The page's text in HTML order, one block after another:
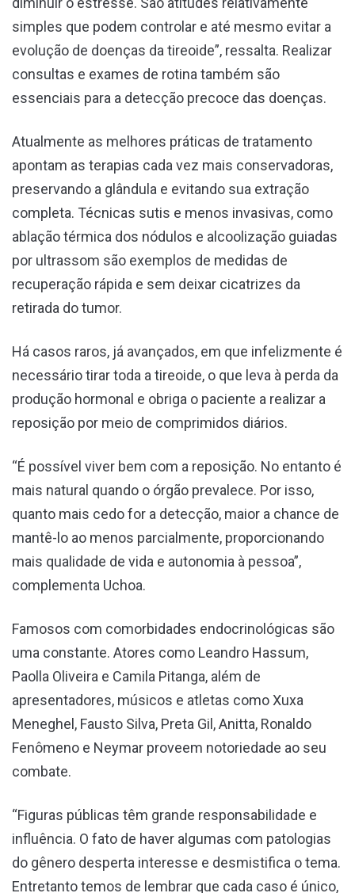
simples que podem controlar e até mesmo evitar a
evolução de doenças da tireoide”, ressalta. Realizar
consultas e exames de rotina também são
essenciais para a detecção precoce das doenças.
Atualmente as melhores práticas de tratamento
apontam as terapias cada vez mais conservadoras,
preservando a glândula e evitando sua extração
completa. Técnicas sutis e menos invasivas, como
ablação térmica dos nódulos e alcoolização guiadas
por ultrassom são exemplos de medidas de
recuperação rápida e sem deixar cicatrizes da
retirada do tumor.
Há casos raros, já avançados, em que infelizmente é
necessário tirar toda a tireoide, o que leva à perda da
produção hormonal e obriga o paciente a realizar a
reposição por meio de comprimidos diários.
“É possível viver bem com a reposição. No entanto é
mais natural quando o órgão prevalece. Por isso,
quanto mais cedo for a detecção, maior a chance de
mantê-lo ao menos parcialmente, proporcionando
mais qualidade de vida e autonomia à pessoa”,
complementa Uchoa.
Famosos com comorbidades endocrinológicas são
uma constante. Atores como Leandro Hassum,
Paolla Oliveira e Camila Pitanga, além de
apresentadores, músicos e atletas como Xuxa
Meneghel, Fausto Silva, Preta Gil, Anitta, Ronaldo
Fenômeno e Neymar proveem notoriedade ao seu
combate.
“Figuras públicas têm grande responsabilidade e
influência. O fato de haver algumas com patologias
do gênero desperta interesse e desmistifica o tema.
Entretanto temos de lembrar que cada caso é único,